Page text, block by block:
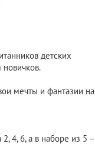
детских
мечты и фантазии на
4, 6, а в наборе из 5 –